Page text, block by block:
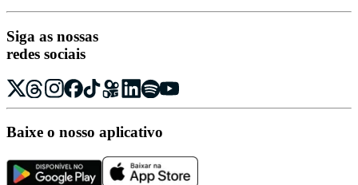
Siga as nossas
redes sociais
Baixe o nosso aplicativo